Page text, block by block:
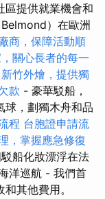
區提供就業機會和
）在歐洲
商，保障活動順
關心長者的每一
新竹外燴，提供獨
款 - 豪華駁船，
球，劃獨木舟和品
程 台胞證申請流
，掌握應急修復
船化妝漂浮在法
洋巡航 - 我們首
其他費用。